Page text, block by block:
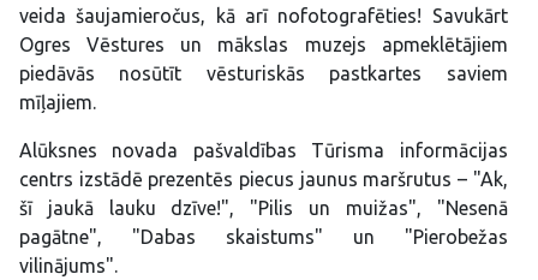
veida šaujamieročus, kā arī nofotografēties! Savukārt
Ogres Vēstures un mākslas muzejs apmeklētājiem
piedāvās nosūtīt vēsturiskās pastkartes saviem
mīļajiem.
Alūksnes novada pašvaldības Tūrisma informācijas
centrs izstādē prezentēs piecus jaunus maršrutus – "Ak,
šī jaukā lauku dzīve!", "Pilis un muižas", "Nesenā
pagātne", "Dabas skaistums" un "Pierobežas
vilinājums".